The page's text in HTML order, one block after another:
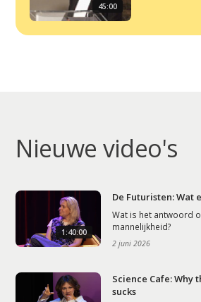
45:00
Nieuwe video's
1:40:00
De Futuristen: Wat
Wat is het antwoord
mannelijkheid?
2 juni 2026
Science Cafe:
sucks